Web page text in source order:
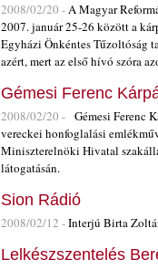
2008/02/20 -A Magyar
2007. január 25-26 között a
Egyházi Önkéntes Tűzoltóság
azért, mert az első hívó szóra
Gémesi Ferenc
2008/02/20 - Gémesi Ferenc
vereckei honfoglalási
Miniszterelnöki Hivatal
látogatásán.
Sion Rádió
2008/02/12 -Interjú Birta
Lelkészszentelés